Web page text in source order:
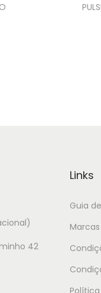
42
Links
Guia